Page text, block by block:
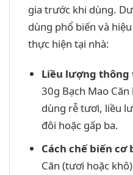
gia trước khi dùng.
dùng phổ biến và
thực hiện tại nhà:
Liều lượng
30g Bạch Mao
dùng rễ tươi, liều
đôi hoặc gấp ba.
Cách chế biến cơ
Căn (tươi hoặc